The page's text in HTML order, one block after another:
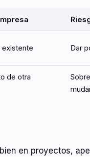
existente Dar
de otra
en proyectos,